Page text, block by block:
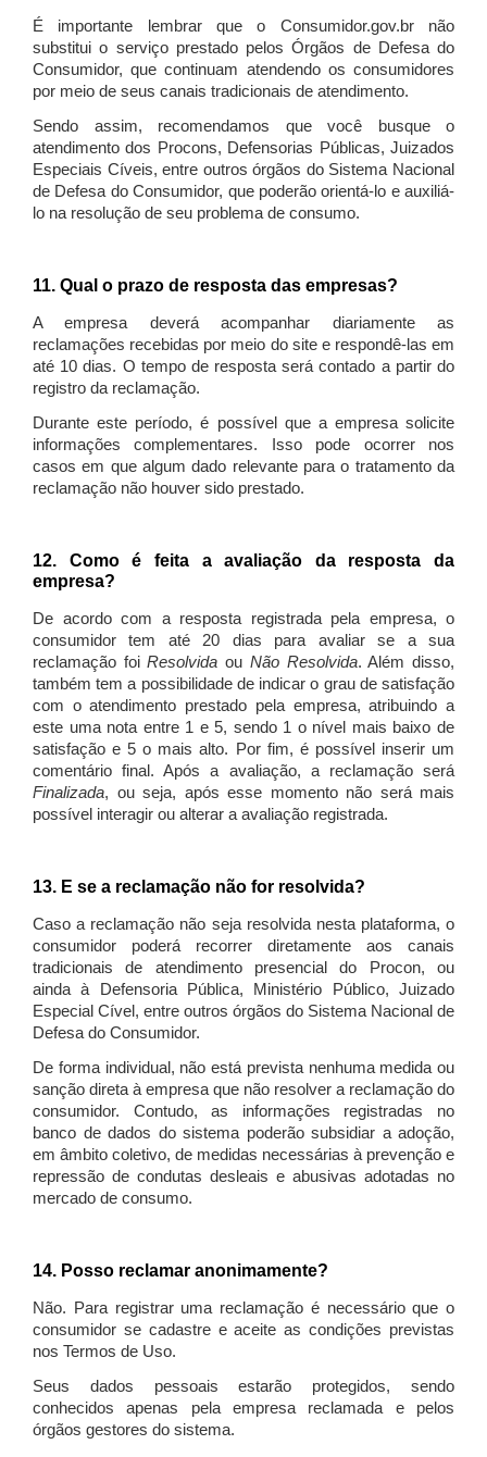
É importante lembrar que o Consumidor.gov.br não
substitui o serviço prestado pelos Órgãos de Defesa do
Consumidor, que continuam atendendo os consumidores
por meio de seus canais tradicionais de atendimento.
Sendo assim, recomendamos que você busque o
atendimento dos Procons, Defensorias Públicas, Juizados
Especiais Cíveis, entre outros órgãos do Sistema Nacional
de Defesa do Consumidor, que poderão orientá-lo e auxiliá-
lo na resolução de seu problema de consumo.
11. Qual o prazo de resposta das empresas?
A empresa deverá acompanhar diariamente as
reclamações recebidas por meio do site e respondê-las em
até 10 dias. O tempo de resposta será contado a partir do
registro da reclamação.
Durante este período, é possível que a empresa solicite
informações complementares. Isso pode ocorrer nos
casos em que algum dado relevante para o tratamento da
reclamação não houver sido prestado.
12. Como é feita a avaliação da resposta da
empresa?
De acordo com a resposta registrada pela empresa, o
consumidor tem até 20 dias para avaliar se a sua
reclamação foiResolvida ou Não Resolvida. Além disso,
também tem a possibilidade de indicar o grau de satisfação
com o atendimento prestado pela empresa, atribuindo a
este uma nota entre 1 e 5, sendo 1 o nível mais baixo de
satisfação e 5 o mais alto. Por fim, é possível inserir um
comentário final. Após a avaliação, a reclamação será
Finalizada, ou seja, após esse momento não será mais
possível interagir ou alterar a avaliação registrada.
13. E se a reclamação não for resolvida?
Caso a reclamação não seja resolvida nesta plataforma, o
consumidor poderá recorrer diretamente aos canais
tradicionais de atendimento presencial do Procon, ou
ainda à Defensoria Pública, Ministério Público, Juizado
Especial Cível, entre outros órgãos do Sistema Nacional de
Defesa do Consumidor.
De forma individual, não está prevista nenhuma medida ou
sanção direta à empresa que não resolver a reclamação do
consumidor. Contudo, as informações registradas no
banco de dados do sistema poderão subsidiar a adoção,
em âmbito coletivo, de medidas necessárias à prevenção e
repressão de condutas desleais e abusivas adotadas no
mercado de consumo.
14. Posso reclamar anonimamente?
Não. Para registrar uma reclamação é necessário que o
consumidor se cadastre e aceite as condições previstas
nos Termos de Uso.
Seus dados pessoais estarão protegidos, sendo
conhecidos apenas pela empresa reclamada e pelos
órgãos gestores do sistema.